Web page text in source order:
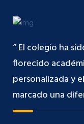
“ El colegio ha
florecido
personalizada y
marcado una